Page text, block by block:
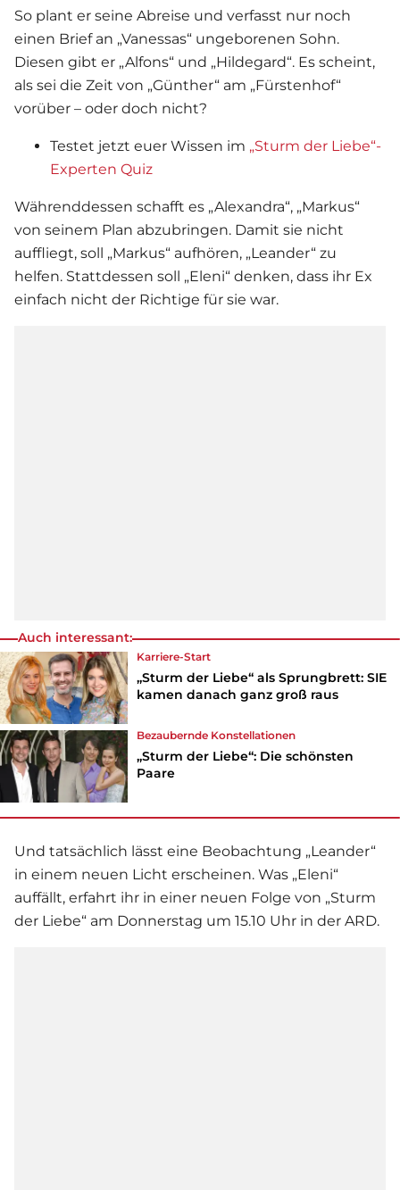
So plant er seine Abreise und verfasst nur noch
einen Brief an „Vanessas“ ungeborenen Sohn.
Diesen gibt er „Alfons“ und „Hildegard“. Es scheint,
als sei die Zeit von „Günther“ am „Fürstenhof“
vorüber – oder doch nicht?
Testet jetzt euer Wissen im „Sturm der Liebe“-
Experten Quiz
Währenddessen schafft es „Alexandra“, „Markus“
von seinem Plan abzubringen. Damit sie nicht
auffliegt, soll „Markus“ aufhören, „Leander“ zu
helfen. Stattdessen soll „Eleni“ denken, dass ihr Ex
einfach nicht der Richtige für sie war.
Auch interessant:
Karriere-Start
„Sturm der Liebe“ als Sprungbrett: SIE
kamen danach ganz groß raus
Bezaubernde Konstellationen
„Sturm der Liebe“: Die schönsten
Paare
Und tatsächlich lässt eine Beobachtung „Leander“
in einem neuen Licht erscheinen. Was „Eleni“
auffällt, erfahrt ihr in einer neuen Folge von „Sturm
der Liebe“ am Donnerstag um 15.10 Uhr in der ARD.